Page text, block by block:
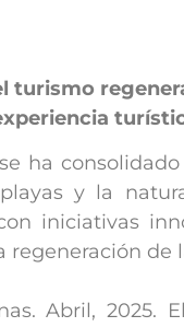
turismo
ha
y la
iniciativas
regeneración de
Abril, 2025.